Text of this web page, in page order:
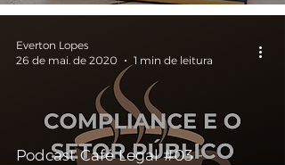
Podcast Café Legal #03 -
Everton Lopes
26 de mai. de 2020
1 min de leitura